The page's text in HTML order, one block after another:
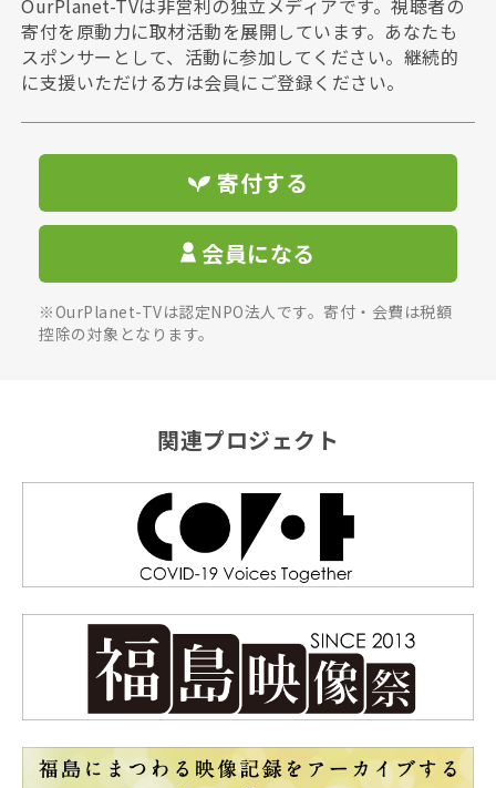
OurPlanet-TVは非営利の独立メディアです。視聴者の
寄付を原動力に取材活動を展開しています。あなたも
スポンサーとして、活動に参加してください。継続的
に支援いただける方は会員にご登録ください。
寄付する
会員になる
※OurPlanet-TVは認定NPO法人です。寄付・会費は税額
控除の対象となります。
関連プロジェクト